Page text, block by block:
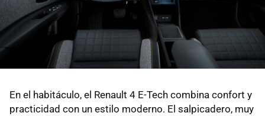
En el habitáculo, el Renault 4 E-Tech combina confort y
practicidad con un estilo moderno. El salpicadero, muy